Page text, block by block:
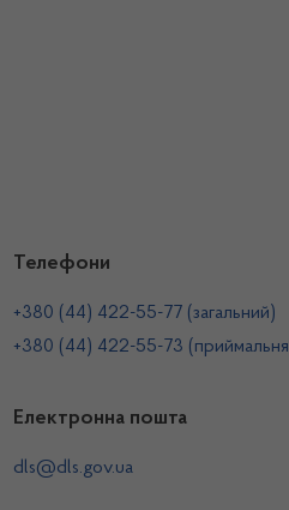
Телефони
+380 (44) 422-55-77 (загальний)
+380 (44) 422-55-73
Електронна пошта
dls@dls.gov.ua